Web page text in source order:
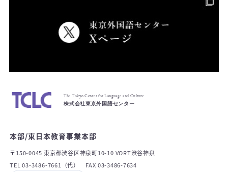
The Tokyo Center for Language and Culture
株式会社東京外国語センター
本部/東日本教育事業本部
〒150-0045 東京都渋谷区神泉町10-10 VORT渋谷神泉
TEL 03-3486-7661（代） FAX 03-3486-7634